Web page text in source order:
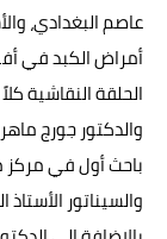
عاصم البغدادي،
أمراض الكبد في
الحلقة النقاشية
باحث أول في مركز
والسيناتور